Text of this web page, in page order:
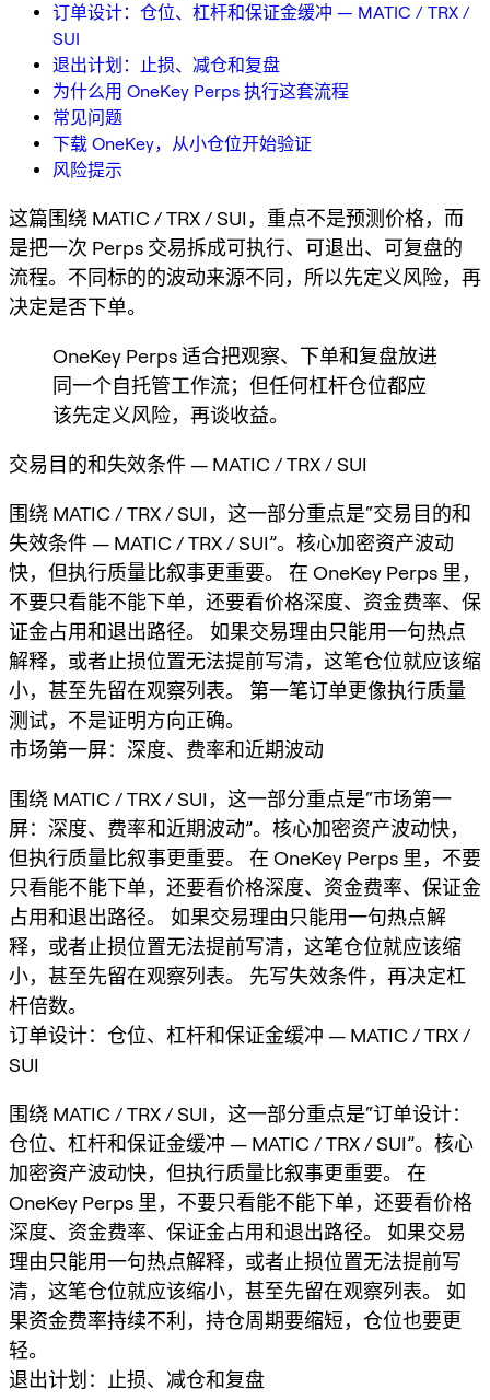
订单设计：仓位、杠杆和保证金缓冲 — MATIC / TRX /
SUI
退出计划：止损、减仓和复盘
为什么用 OneKey Perps 执行这套流程
常见问题
下载 OneKey，从小仓位开始验证
风险提示
这篇围绕 MATIC / TRX / SUI，重点不是预测价格，而
是把一次 Perps 交易拆成可执行、可退出、可复盘的
流程。不同标的的波动来源不同，所以先定义风险，再
决定是否下单。
OneKey Perps 适合把观察、下单和复盘放进
同一个自托管工作流；但任何杠杆仓位都应
该先定义风险，再谈收益。
交易目的和失效条件 — MATIC / TRX / SUI
围绕 MATIC / TRX / SUI，这一部分重点是“交易目的和
失效条件 — MATIC / TRX / SUI”。核心加密资产波动
快，但执行质量比叙事更重要。 在 OneKey Perps 里，
不要只看能不能下单，还要看价格深度、资金费率、保
证金占用和退出路径。 如果交易理由只能用一句热点
解释，或者止损位置无法提前写清，这笔仓位就应该缩
小，甚至先留在观察列表。 第一笔订单更像执行质量
测试，不是证明方向正确。
市场第一屏：深度、费率和近期波动
围绕 MATIC / TRX / SUI，这一部分重点是“市场第一
屏：深度、费率和近期波动”。核心加密资产波动快，
但执行质量比叙事更重要。 在 OneKey Perps 里，不要
只看能不能下单，还要看价格深度、资金费率、保证金
占用和退出路径。 如果交易理由只能用一句热点解
释，或者止损位置无法提前写清，这笔仓位就应该缩
小，甚至先留在观察列表。 先写失效条件，再决定杠
杆倍数。
订单设计：仓位、杠杆和保证金缓冲 — MATIC / TRX /
SUI
围绕 MATIC / TRX / SUI，这一部分重点是“订单设计：
仓位、杠杆和保证金缓冲 — MATIC / TRX / SUI”。核心
加密资产波动快，但执行质量比叙事更重要。 在
OneKey Perps 里，不要只看能不能下单，还要看价格
深度、资金费率、保证金占用和退出路径。 如果交易
理由只能用一句热点解释，或者止损位置无法提前写
清，这笔仓位就应该缩小，甚至先留在观察列表。 如
果资金费率持续不利，持仓周期要缩短，仓位也要更
轻。
退出计划：止损、减仓和复盘